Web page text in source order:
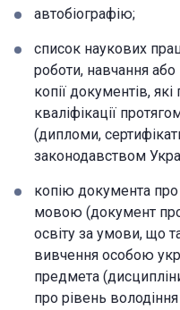
автобіографію;
список наукових
роботи, навчання або
копії документів,
кваліфікації
(дипломи,
законодавством
копію документа
мовою (документ
освіту за умови, що
вивчення особою
предмета
про рівень